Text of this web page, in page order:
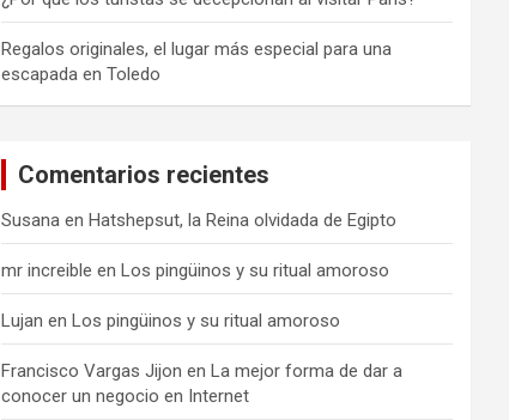
Regalos originales, el lugar más especial para una
escapada en Toledo
Comentarios recientes
Susana enHatshepsut, la Reina olvidada de Egipto
mr increible enLos pingüinos y su ritual amoroso
Lujan enLos pingüinos y su ritual amoroso
Francisco Vargas Jijon enLa mejor forma de dar a
conocer un negocio en Internet